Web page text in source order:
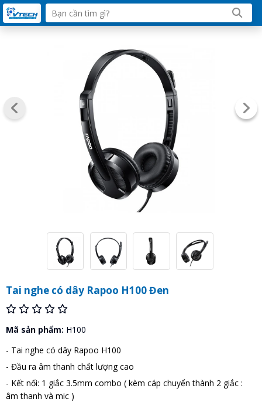
Tai nghe có dây Rapoo H100 Đen
Mã sản phẩm: H100
- Tai nghe có dây Rapoo H100
- Đầu ra âm thanh chất lượng cao
- Kết nối: 1 giắc 3.5mm combo ( kèm cáp chuyển thành 2 giắc :
âm thanh và mic )